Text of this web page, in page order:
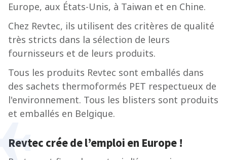
Europe, aux États-Unis, à Taiwan et en Chine.
Chez Revtec, ils utilisent des critères de qualité
très stricts dans la sélection de leurs
fournisseurs et de leurs produits.
Tous les produits Revtec sont emballés dans
des sachets thermoformés PET respectueux de
l'environnement. Tous les blisters sont produits
et emballés en Belgique.
Revtec crée de l’emploi en Europe !